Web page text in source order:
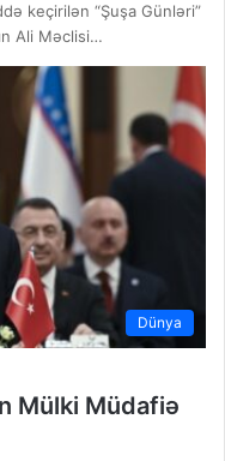
keçirilən “Şuşa Günləri”
Ali Məclisi…
Dünya
Mülki Müdafiə